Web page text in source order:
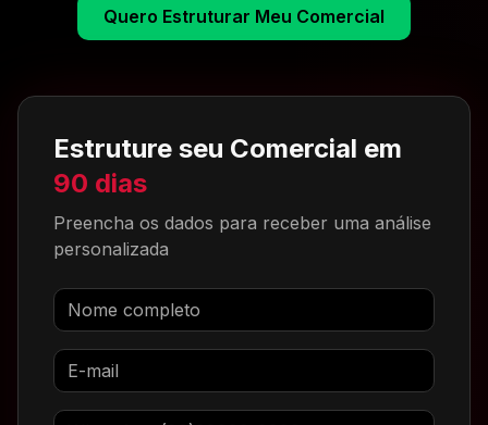
Quero Estruturar Meu Comercial
Estruture seu Comercial em
90 dias
Preencha os dados para receber uma análise
personalizada